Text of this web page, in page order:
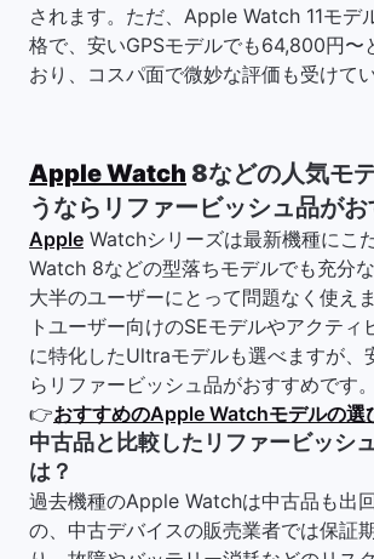
されます。ただ、Apple Watch 11モデ
格で、安いGPSモデルでも64,800円〜
おり、コスパ面で微妙な評価も受けてい
Apple Watch 8などの人気モ
うならリファービッシュ品がお
Apple Watchシリーズは最新機種にこ
Watch 8などの型落ちモデルでも充分
大半のユーザーにとって問題なく使え
トユーザー向けのSEモデルやアクティ
に特化したUltraモデルも選べますが、
らリファービッシュ品がおすすめです。
👉おすすめのApple Watchモデルの選
中古品と比較したリファービッシ
は？
過去機種のApple Watchは中古品も出
の、中古デバイスの販売業者では保証